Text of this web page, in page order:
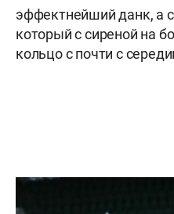
эффектнейший данк, а
который с сиреной на
кольцо с почти с